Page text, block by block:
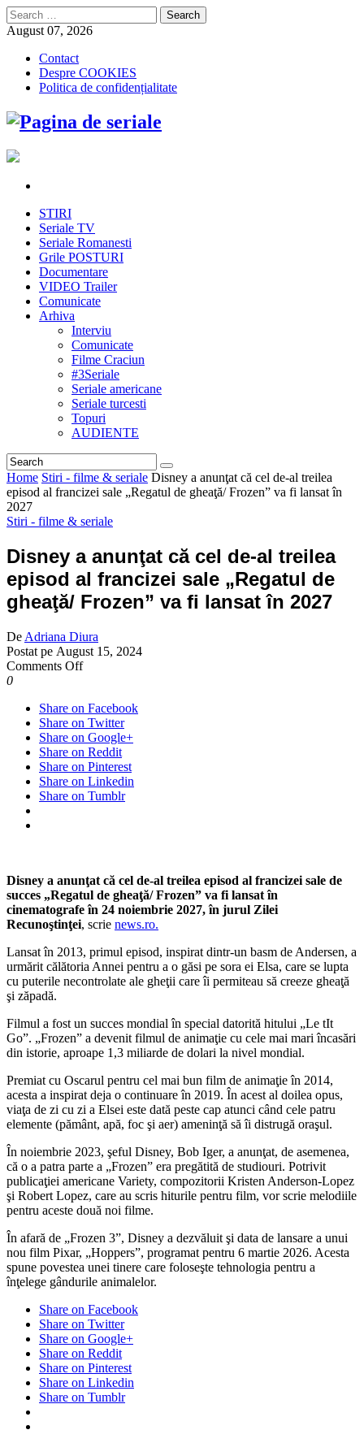
Search
for:
August 07, 2026
Contact
Despre COOKIES
Politica de confidențialitate
STIRI
Seriale TV
Seriale Romanesti
Grile POSTURI
Documentare
VIDEO Trailer
Comunicate
Arhiva
Interviu
Comunicate
Filme Craciun
#3Seriale
Seriale americane
Seriale turcesti
Topuri
AUDIENTE
Home Stiri - filme & seriale Disney a anunţat că cel de-al treilea
episod al francizei sale „Regatul de gheaţă/ Frozen” va fi lansat în
2027
Stiri - filme & seriale
Disney a anunţat că cel de-al treilea
episod al francizei sale „Regatul de
gheaţă/ Frozen” va fi lansat în 2027
De Adriana Diura
Postat pe August 15, 2024
Comments Offon
anunţat
că
cel
de-
al
treilea
episod
gheaţă/
Frozen”
va
fi
în
2027
0
Share on Facebook
Share on Twitter
Share on Google+
Share on Reddit
Share on Pinterest
Share on Linkedin
Share on Tumblr
Disney a anunţat că cel de-al treilea episod al francizei sale de
succes „Regatul de gheaţă/ Frozen” va fi lansat în
cinematografe în 24 noiembrie 2027, în jurul Zilei
Recunoştinţei, scrie news.ro.
Lansat în 2013, primul episod, inspirat dintr-un basm de Andersen, a
urmărit călătoria Annei pentru a o găsi pe sora ei Elsa, care se lupta
cu puterile necontrolate ale gheţii care îi permiteau să creeze gheaţă
şi zăpadă.
Filmul a fost un succes mondial în special datorită hitului „Le tIt
Go”. „Frozen” a devenit filmul de animaţie cu cele mai mari încasări
din istorie, aproape 1,3 miliarde de dolari la nivel mondial.
Premiat cu Oscarul pentru cel mai bun film de animaţie în 2014,
acesta a inspirat deja o continuare în 2019. În acest al doilea opus,
viaţa de zi cu zi a Elsei este dată peste cap atunci când cele patru
elemente (pământ, apă, foc şi aer) ameninţă să îi distrugă oraşul.
În noiembrie 2023, şeful Disney, Bob Iger, a anunţat, de asemenea,
că o a patra parte a „Frozen” era pregătită de studiouri. Potrivit
publicaţiei americane Variety, compozitorii Kristen Anderson-Lopez
şi Robert Lopez, care au scris hiturile pentru film, vor scrie melodiile
pentru aceste două noi filme.
În afară de „Frozen 3”, Disney a dezvăluit şi data de lansare a unui
nou film Pixar, „Hoppers”, programat pentru 6 martie 2026. Acesta
spune povestea unei tinere care foloseşte tehnologia pentru a
înţelege gândurile animalelor.
Share on Facebook
Share on Twitter
Share on Google+
Share on Reddit
Share on Pinterest
Share on Linkedin
Share on Tumblr